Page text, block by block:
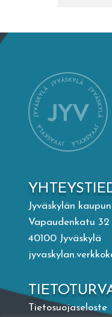
Taideapteekki
Kirjasto
Valon Kaupunki
Lasten Lysti &
English
Jyväskylän
Vapaudenkatu 32
40100 Jyväskylä
Tietosuojaseloste